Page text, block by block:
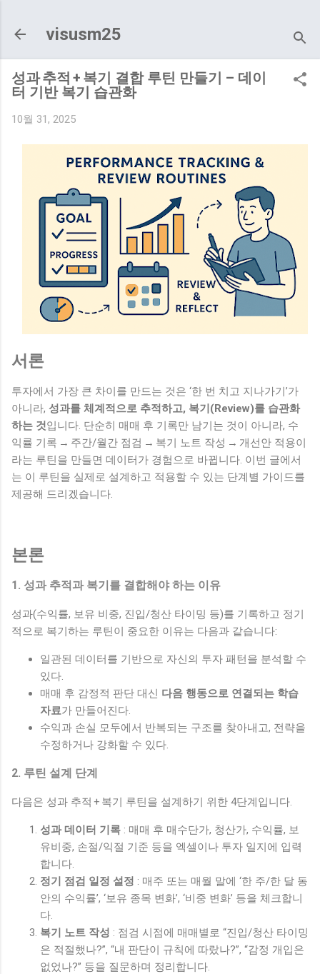
visusm25
성과 추적 + 복기 결합 루틴 만들기 – 데이
터 기반 복기 습관화
10월 31, 2025
서론
투자에서 가장 큰 차이를 만드는 것은 ‘한 번 치고 지나가기’가
아니라, 성과를 체계적으로 추적하고, 복기(Review)를 습관화
하는 것입니다. 단순히 매매 후 기록만 남기는 것이 아니라, 수
익률 기록 → 주간/월간 점검 → 복기 노트 작성 → 개선안 적용이
라는 루틴을 만들면 데이터가 경험으로 바뀝니다. 이번 글에서
는 이 루틴을 실제로 설계하고 적용할 수 있는 단계별 가이드를
제공해 드리겠습니다.
본론
1. 성과 추적과 복기를 결합해야 하는 이유
성과(수익률, 보유 비중, 진입/청산 타이밍 등)를 기록하고 정기
적으로 복기하는 루틴이 중요한 이유는 다음과 같습니다:
일관된 데이터를 기반으로 자신의 투자 패턴을 분석할 수
있다.
매매 후 감정적 판단 대신 다음 행동으로 연결되는 학습
자료가 만들어진다.
수익과 손실 모두에서 반복되는 구조를 찾아내고, 전략을
수정하거나 강화할 수 있다.
2. 루틴 설계 단계
다음은 성과 추적 + 복기 루틴을 설계하기 위한 4단계입니다.
성과 데이터 기록 : 매매 후 매수단가, 청산가, 수익률, 보
유비중, 손절/익절 기준 등을 엑셀이나 투자 일지에 입력
합니다.
정기 점검 일정 설정 : 매주 또는 매월 말에 ‘한 주/한 달 동
안의 수익률’, ‘보유 종목 변화’, ‘비중 변화’ 등을 체크합니
다.
복기 노트 작성 : 점검 시점에 매매별로 “진입/청산 타이밍
은 적절했나?”, “내 판단이 규칙에 따랐나?”, “감정 개입은
없었나?” 등을 질문하며 정리합니다.